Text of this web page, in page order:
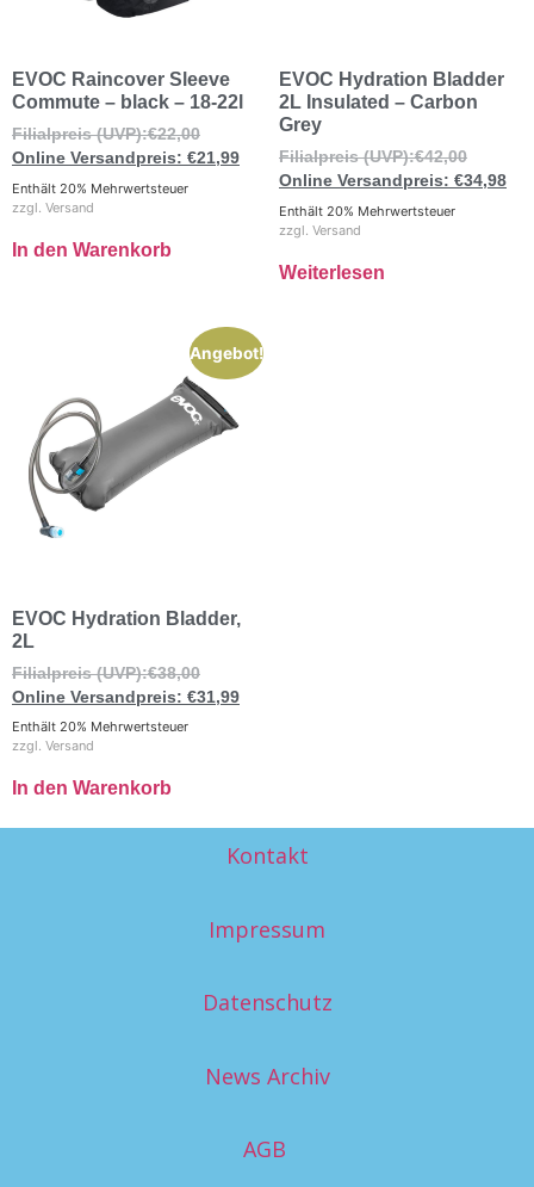
EVOC Raincover Sleeve
Commute – black – 18-22l
€22,00
€21,99
Enthält 20% Mehrwertsteuer
zzgl. Versand
In den Warenkorb
EVOC Hydration Bladder
2L Insulated – Carbon
Grey
€42,00
€34,98
Enthält 20% Mehrwertsteuer
zzgl. Versand
Weiterlesen
Angebot!
EVOC Hydration Bladder,
2L
€38,00
€31,99
Enthält 20% Mehrwertsteuer
zzgl. Versand
In den Warenkorb
Kontakt
Impressum
Datenschutz
News Archiv
AGB